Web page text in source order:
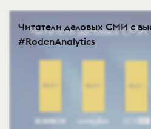
Читатели деловых СМИ с
#RodenAnalytics